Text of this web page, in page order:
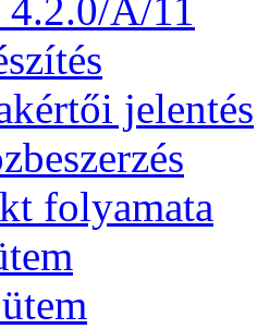
A/11
jelentés
folyamata